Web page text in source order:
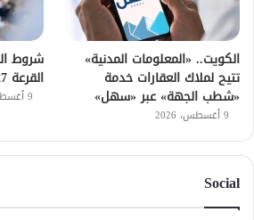
الكويت.. «المعلومات المدنية»
تتيح لملاك العقارات خدمة
«شطب الجهة» عبر «سهل»
9 أغسطس، 2026
شروط
القرعة 2027
9 أغسطس، 2026
Social